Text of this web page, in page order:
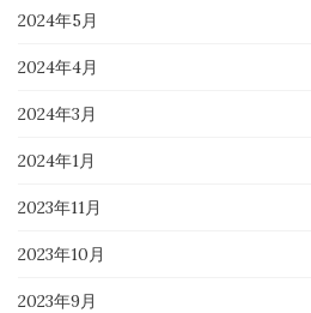
2024年5月
2024年4月
2024年3月
2024年1月
2023年11月
2023年10月
2023年9月